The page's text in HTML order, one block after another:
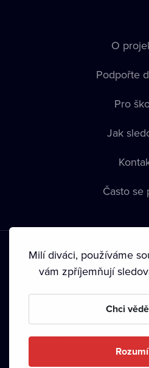
O
Podpořte
Pro
Jak
Často se
Podmínky používání • Ochrana
• Autorská
Milí diváci, používáme
vám zpříjemňují
Chci